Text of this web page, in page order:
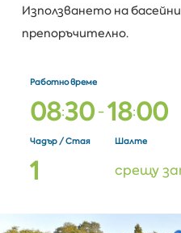
Използването на
препоръчително.
Работно време
08:30-18:00
Чадър / Стая
1
Шалте
срещу